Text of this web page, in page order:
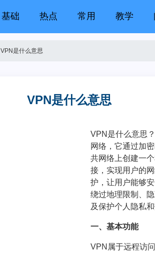
基础 热点 常用 教学
VPN是什么意思
VPN是什么意思
VPN是什么意思
网络，它通过加
共网络上创建一
接，实现用户的
护，让用户能够
绕过地理限制、
及保护个人隐私和
一、基本功能
VPN属于远程访